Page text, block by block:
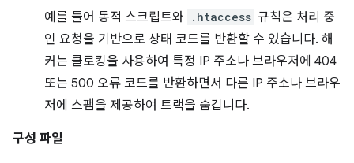
예를 들어 동적 스크립트와 .htaccess 규칙은 처리 중
인 요청을 기반으로 상태 코드를 반환할 수 있습니다. 해
커는 클로킹을 사용하여 특정 IP 주소나 브라우저에 404
또는 500 오류 코드를 반환하면서 다른 IP 주소나 브라우
저에 스팸을 제공하여 트랙을 숨깁니다.
구성 파일